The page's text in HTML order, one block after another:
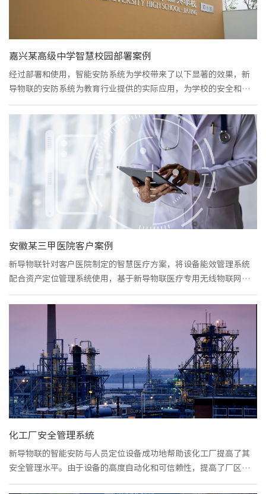
嘉兴某高级中学智慧校园部署案例
经过部署和使用，智能安防系统为学校带来了以下显著的效果，新
导物联的安防系统为教育行业提供的实际应用，为学校的安全和管
理水平带来了提升。
安徽某三甲医院客户案例
新导物联针对客户医院制定的智慧医疗方案，将设备能效管理系统
配合资产定位管理系统使用，基于新导物联医疗专用无线物联网平
耗分析、维修保养分析等问题设计的专业化应用系统。应用新导物
联的生命体征监测设备可做到持续生命体征监测、远程管理、以及
实时报警等功能，协助客户医院实现智慧医疗。
化工厂安全管理系统
新导物联的智能安防与人员定位设备成功地帮助该化工厂提高了其
安全管理水平。由于设备的高度自动化和可信赖性，提高了厂区内
的安全性和运营效率。